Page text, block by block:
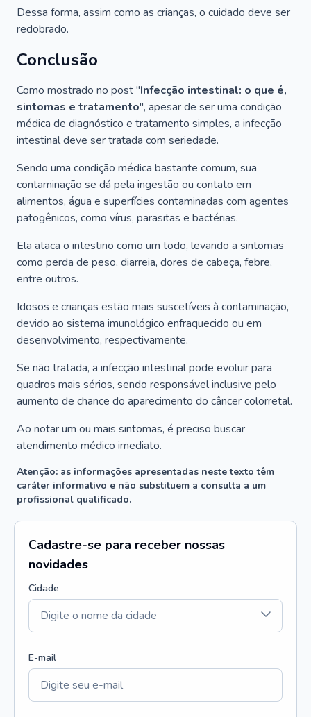
Dessa forma, assim como as crianças, o cuidado deve ser
redobrado.
Conclusão
Como mostrado no post "Infecção intestinal: o que é,
sintomas e tratamento", apesar de ser uma condição
médica de diagnóstico e tratamento simples, a infecção
intestinal deve ser tratada com seriedade.
Sendo uma condição médica bastante comum, sua
contaminação se dá pela ingestão ou contato em
alimentos, água e superfícies contaminadas com agentes
patogênicos, como vírus, parasitas e bactérias.
Ela ataca o intestino como um todo, levando a sintomas
como perda de peso, diarreia, dores de cabeça, febre,
entre outros.
Idosos e crianças estão mais suscetíveis à contaminação,
devido ao sistema imunológico enfraquecido ou em
desenvolvimento, respectivamente.
Se não tratada, a infecção intestinal pode evoluir para
quadros mais sérios, sendo responsável inclusive pelo
aumento de chance do aparecimento do câncer colorretal.
Ao notar um ou mais sintomas, é preciso buscar
atendimento médico imediato.
Atenção: as informações apresentadas neste texto têm
caráter informativo e não substituem a consulta a um
profissional qualificado.
Cadastre-se para receber nossas
novidades
Cidade
E-mail